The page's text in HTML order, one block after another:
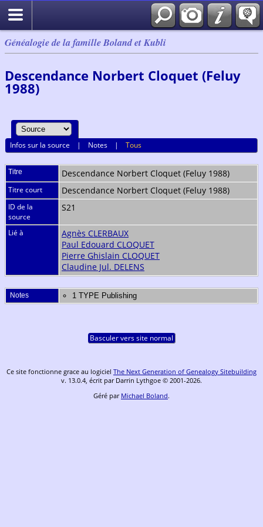
Généalogie de la famille Boland et Kubli
Descendance Norbert Cloquet (Feluy
1988)
Infos sur la source | Notes |Tous
Titre Descendance Norbert Cloquet (Feluy 1988)
Titre court Descendance Norbert Cloquet (Feluy 1988)
ID de la
source
S21
Lié à
Agnès CLERBAUX
Paul Edouard CLOQUET
Pierre Ghislain CLOQUET
Claudine Jul. DELENS
Notes 1 TYPE Publishing
Basculer vers site normal
Ce site fonctionne grace au logiciel The Next Generation of Genealogy Sitebuilding
v. 13.0.4, écrit par Darrin Lythgoe © 2001-2026.
Géré par Michael Boland.